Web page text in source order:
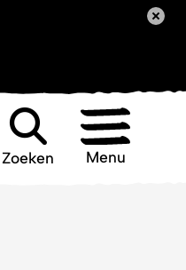
Zoeken Menu